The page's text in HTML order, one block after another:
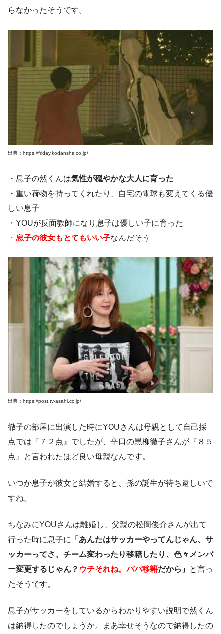
らなかったそうです。
出典：https://friday.kodansha.co.jp/
・息子の然くんは気性が穏やかな大人に育った
・重い荷物を持ってくれたり、自宅の電球も変えてくる優
しい息子
・YOUが反面教師になり息子は優しい子に育った
・ 息子の彼女もとてもいい子なんだそう
出典：https://post.tv-asahi.co.jp/
徹子の部屋に出演した時にYOUさんは母親として自己採
点では『７２点』でしたが、辛口の黒柳徹子さんが『８５
点』と言われたほど良い母親なんです。
いつか息子が彼女と結婚すると、孫の誕生が待ち遠しいで
すね。
ちなみにYOUさんは離婚し、父親の松岡俊介さんが出て
行った時に息子に 「あんたはサッカーやってんじゃん、サ
ッカーってさ、チーム変わったり移籍したり、色々メンバ
ー変更するじゃん？ ウチそれね。パパ移籍だから」 と言っ
たそうです。
息子がサッカーをしているからわかりやすい説明で然くん
は納得したのでしょうか。まあ幸せそうなので納得したの